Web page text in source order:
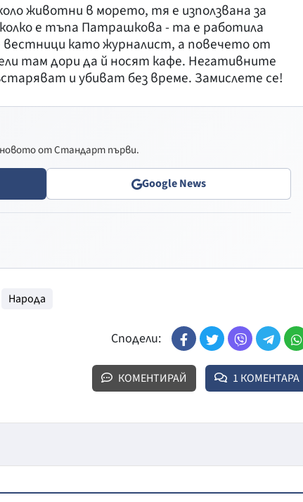
животни в морето, тя е използвана за
е тъпа Патрашкова - та е работила
като журналист, а повечето от
там дори да й носят кафе. Негативните
и убиват без време. Замислете се!
новото от Стандарт първи.
Google News
Народа
Сподели:
КОМЕНТИРАЙ 1 КОМЕНТАРА